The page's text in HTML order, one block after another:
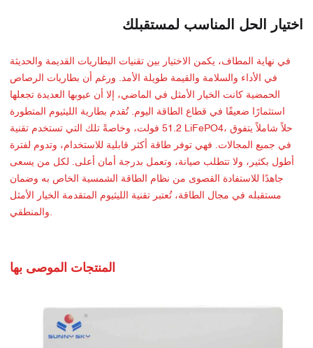
اختيار الحل المناسب لمستقبلك
في نهاية المطاف، يكمن الاختيار بين تقنيات البطاريات القديمة والحديثة
في الأداء والسلامة والقيمة طويلة الأمد. ورغم أن بطاريات الرصاص
الحمضية كانت الخيار الأمثل في الماضي، إلا أن عيوبها العديدة تجعلها
استثمارًا ضعيفًا في قطاع الطاقة اليوم. تُقدم بطارية الليثيوم المتطورة
51.2 فولت، وخاصةً تلك التي تستخدم تقنية LiFePO4، حلاً شاملاً يتفوق
في جميع المجالات. فهي توفر طاقة أكثر قابلية للاستخدام، وتدوم لفترة
أطول بكثير، ولا تتطلب صيانة، وتعمل بدرجة أمان أعلى. لكل من يسعى
جاهدًا للاستفادة القصوى من نظام الطاقة الشمسية الخاص به وضمان
مستقبله في مجال الطاقة، تُعتبر تقنية الليثيوم المتقدمة الخيار الأمثل
والمنطقي.
المنتجات الموصى بها